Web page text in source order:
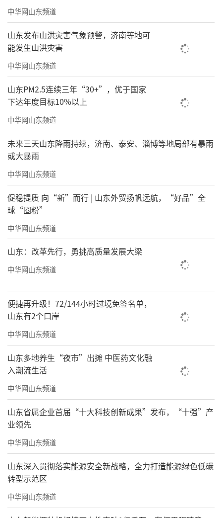
中华网山东频道
山东发布山洪灾害气象预警，济南等地可
能发生山洪灾害
中华网山东频道
山东PM2.5连续三年“30+”，优于国家
下达年度目标10%以上
中华网山东频道
未来三天山东降雨持续，济南、泰安、淄博等地局部有暴雨
或大暴雨
中华网山东频道
促稳提质 向“新”而行 | 山东外贸扬帆远航，“好品”全
球“圈粉”
中华网山东频道
山东：改革先行，勇挑高质量发展大梁
中华网山东频道
便捷再升级！72/144小时过境免签名单，
山东有2个口岸
中华网山东频道
山东多地养生“夜市”出摊 中医药文化融
入潮流生活
中华网山东频道
山东省属企业首届“十大科技创新成果”发布，“十强”产
业领先
中华网山东频道
山东深入贯彻落实能源安全新战略，全力打造能源绿色低碳
转型示范区
中华网山东频道